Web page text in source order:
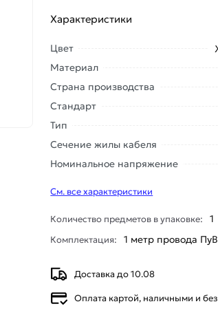
Характеристики
Цвет
Материал
Страна производства
Стандарт
Тип
Сечение жилы кабеля
Номинальное напряжение
См. все характеристики
Количество предметов в упаковке: 1
Комплектация: 1 мeтр провода
Доставка до 10.08
Оплата картой, наличными и